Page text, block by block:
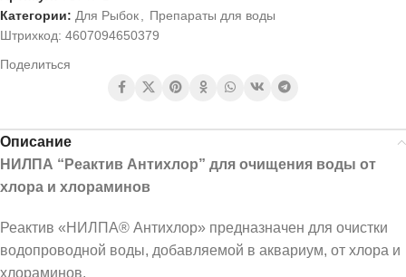
Категории: Для Рыбок
Препараты для воды
Штрихкод: 4607094650379
Поделиться
Описание
НИЛПА “Реактив Антихлор” для очищения воды от
хлора и хлораминов
Реактив «НИЛПА® Антихлор» предназначен для очистки
водопроводной воды, добавляемой в аквариум, от хлора и
хлораминов.